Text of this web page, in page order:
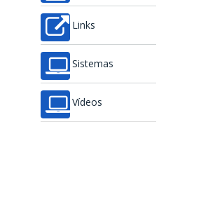
Links
Sistemas
Vídeos